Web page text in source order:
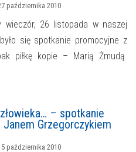
października 2010
wieczór, 26 listopada w naszej
się spotkanie promocyjne z
piłkę kopie – Marią Żmudą.
– spotkanie
Grzegorczykiem
października 2010